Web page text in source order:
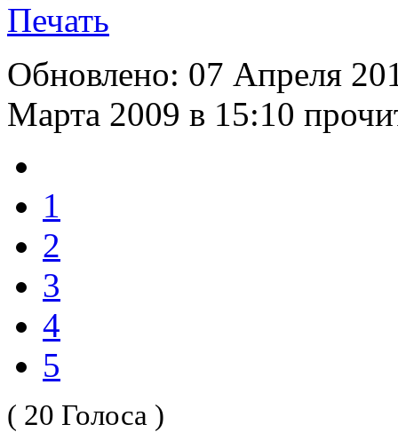
Обновлено: 07 Апреля
Марта 2009 в 15:10
1
2
3
4
5
( 20 Голоса )